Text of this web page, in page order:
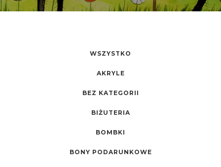
WSZYSTKO
AKRYLE
BEZ KATEGORII
BIŻUTERIA
BOMBKI
BONY PODARUNKOWE